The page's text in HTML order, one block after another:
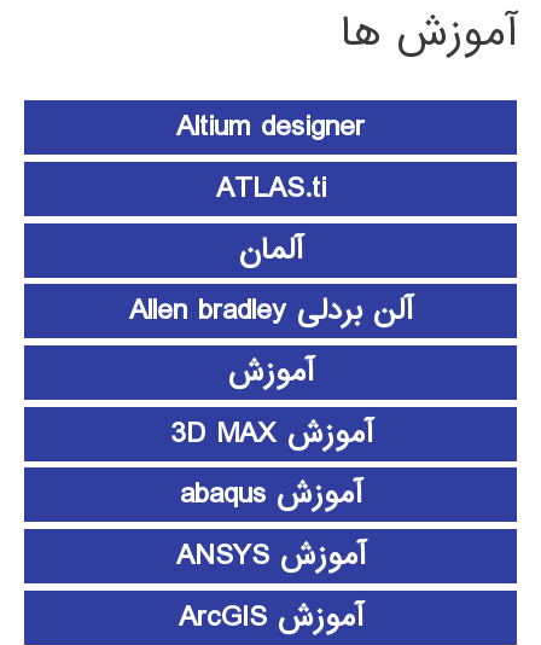
آموزش ها
Altium designer
ATLAS.ti
آلمان
آلن بردلی Allen bradley
آموزش
آموزش 3D MAX
آموزش abaqus
آموزش ANSYS
آموزش ArcGIS